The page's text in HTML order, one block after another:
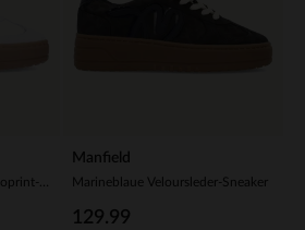
Manfield
Marineblaue Veloursleder-Sneaker
129.99